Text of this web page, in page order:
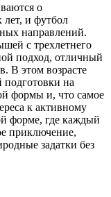
о
лет, и футбол
направлений.
с трехлетнего
подход, отличный
В этом возрасте
подготовки на
формы и, что самое
к активному
форме, где каждый
приключение,
задатки без